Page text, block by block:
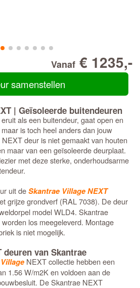
Vanaf € 1235,-
samenstellen
| Geïsoleerde buitendeuren
als een buitendeur, gaat open en
is toch heel anders dan jouw
deur is niet gemaakt van houten
maar van een geïsoleerde deurplaat.
met deze sterke, onderhoudsarme
uit deSkantrae Village NEXT
grijze grondverf (RAL 7038). De deur
model WLD4. Skantrae
los meegeleverd. Montage
is niet mogelijk.
deuren van Skantrae
NEXT collectie hebben een
1.56 W/m2K en voldoen aan de
De Skantrae NEXT